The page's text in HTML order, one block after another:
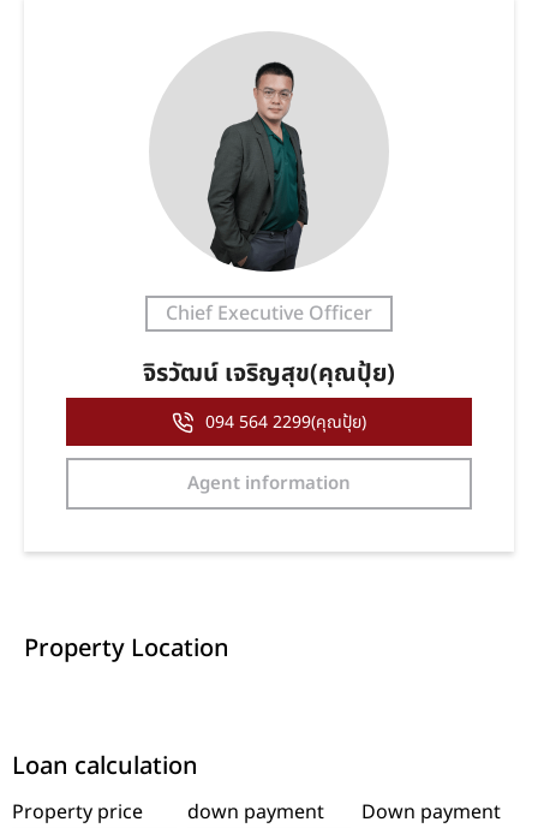
Chief Executive Officer
จิรวัฒน์ เจริญสุข(คุณปุ้ย)
094 564 2299(คุณปุ้ย)
Agent information
Property Location
Loan calculation
Property price down payment
Down payment